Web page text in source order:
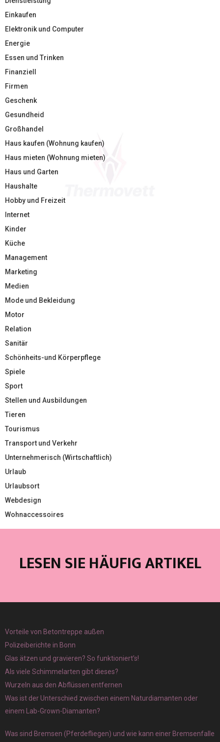
Einkaufen
Elektronik und Computer
Energie
Essen und Trinken
Finanziell
Firmen
Geschenk
Gesundheid
Großhandel
Haus kaufen (Wohnung kaufen)
Haus mieten (Wohnung mieten)
Haus und Garten
Haushalte
Hobby und Freizeit
Internet
Kinder
Küche
Management
Marketing
Medien
Mode und Bekleidung
Motor
Relation
Sanitär
Schönheits-und Körperpflege
Spiele
Sport
Stellen und Ausbildungen
Tieren
Tourismus
Transport und Verkehr
Unternehmerisch (Wirtschaftlich)
Urlaub
Urlaubsort
Webdesign
Wohnaccessoires
LESEN SIE HÄUFIG ARTIKEL
Vorteile von Betontreppe außen
Polizeiberichte in Bonn
Glas ätzen und gravieren? So funktioniert’s!
Als viele Schimmelarten gibt dieses?
Wurzeln aus den Abflüssen entfernen
Was ist der Unterschied zwischen einem Naturdiamanten oder
einem Lab-Grown-Diamanten?
Was sind Bremsen (Pferdefliegen) und wie kann einer Bremsenfalle